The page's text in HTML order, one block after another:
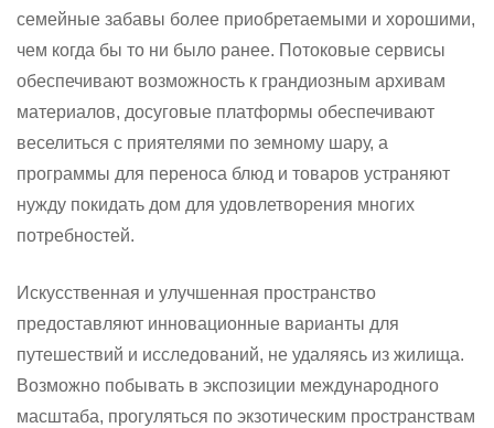
семейные забавы более приобретаемыми и хорошими,
чем когда бы то ни было ранее. Потоковые сервисы
обеспечивают возможность к грандиозным архивам
материалов, досуговые платформы обеспечивают
веселиться с приятелями по земному шару, а
программы для переноса блюд и товаров устраняют
нужду покидать дом для удовлетворения многих
потребностей.
Искусственная и улучшенная пространство
предоставляют инновационные варианты для
путешествий и исследований, не удаляясь из жилища.
Возможно побывать в экспозиции международного
масштаба, прогуляться по экзотическим пространствам